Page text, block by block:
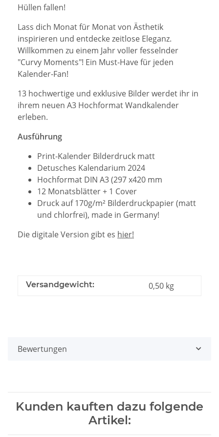
Hüllen fallen!
Lass dich Monat für Monat von Ästhetik
inspirieren und entdecke zeitlose Eleganz.
Willkommen zu einem Jahr voller fesselnder
"Curvy Moments"! Ein Must-Have für jeden
Kalender-Fan!
13 hochwertige und exklusive Bilder werdet ihr in
ihrem neuen A3 Hochformat Wandkalender
erleben.
Ausführung
Print-Kalender Bilderdruck matt
Detusches Kalendarium 2024
Hochformat DIN A3 (297 x420 mm
12 Monatsblätter + 1 Cover
Druck auf 170g/m² Bilderdruckpapier (matt
und chlorfrei), made in Germany!
Die digitale Version gibt es hier!
Versandgewicht: 0,50 kg
Bewertungen
Kunden kauften dazu folgende
Artikel: